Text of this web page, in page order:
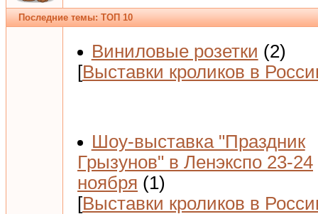
Последние темы: ТОП 10
Виниловые розетки (2)
[Выставки кроликов в
Шоу-выставка "Праздник
Грызунов" в Ленэкспо 23-24
ноября (1)
[Выставки кроликов в